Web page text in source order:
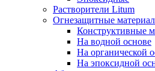
Растворители Litum
Огнезащитные
Конструктивные
На водной основе
На органической
На эпоксидной